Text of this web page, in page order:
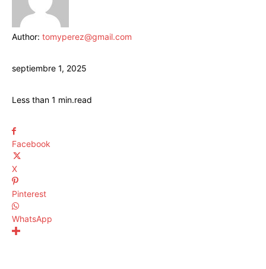
Author: tomyperez@gmail.com
septiembre 1, 2025
Less than 1 min.read
Facebook
X
Pinterest
WhatsApp